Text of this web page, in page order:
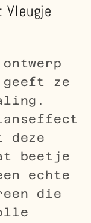
geeft ze
deze
beetje
echte
die